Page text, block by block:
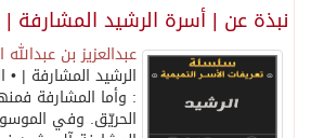
نبذة عن | أسرة الرشيد المشارفة |
عبدالعزيز بن عبدالله
الرشيد المشارفة |
: وأما المشارفة
الحريّق. وفي